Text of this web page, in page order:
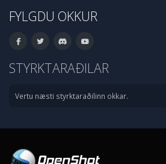
FYLGDU OKKUR
STYRKTARAÐILAR
Vertu næsti styrktaraðilinn okkar.